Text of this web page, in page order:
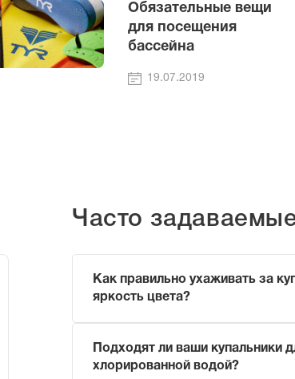
Обязательные вещи
для посещения
бассейна
19.07.2019
Часто
Как правильно ухаживать за
яркость цвета?
Ополаскивайте его в
Подходят ли ваши купальники
хлорированной водой?